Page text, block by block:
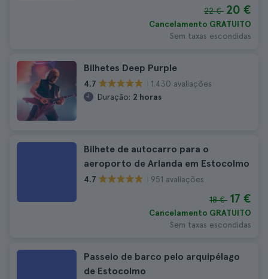
22 € 20 €
Cancelamento GRATUITO
Sem taxas escondidas
Bilhetes Deep Purple
4.7
1.430 avaliações
Duração: 2 horas
Bilhete de autocarro para o
aeroporto de Arlanda em Estocolmo
4.7 951 avaliações
18 € 17 €
Cancelamento GRATUITO
Sem taxas escondidas
Passeio de barco pelo arquipélago
de Estocolmo